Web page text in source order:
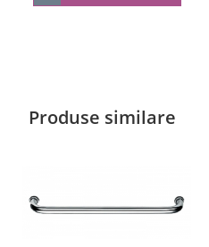
Produse similare